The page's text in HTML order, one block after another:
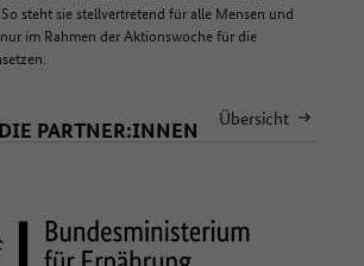
steht sie stellvertretend für alle Mensen und
im Rahmen der Aktionswoche für die
DIE PARTNER:INNEN Übersicht